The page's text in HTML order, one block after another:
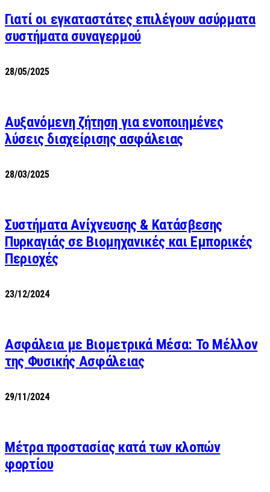
Γιατί οι εγκαταστάτες επιλέγουν ασύρματα
συστήματα συναγερμού
28/05/2025
Αυξανόμενη ζήτηση για ενοποιημένες
λύσεις διαχείρισης ασφάλειας
28/03/2025
Συστήματα Ανίχνευσης & Κατάσβεσης
Πυρκαγιάς σε Βιομηχανικές και Εμπορικές
Περιοχές
23/12/2024
Ασφάλεια με Βιομετρικά Μέσα: Το Μέλλον
της Φυσικής Ασφάλειας
29/11/2024
Μέτρα προστασίας κατά των κλοπών
φορτίου